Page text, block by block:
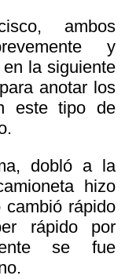
ambos
y
la siguiente
anotar los
este tipo de
dobló a la
hizo
rápido
rápido por
se fue